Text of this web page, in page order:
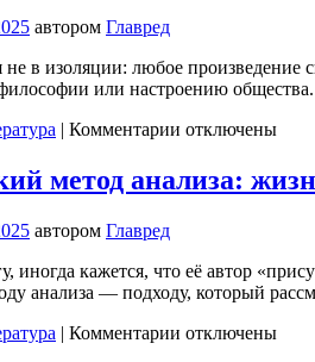
форма
определяет
автором Главред
не в изоляции: любое произведение
или настроению
| Комментарии к
литературный
в
контексте
отключены
метод анализа:
автором Главред
иногда кажется, что её автор
анализа — подходу, который
| Комментарии котключены